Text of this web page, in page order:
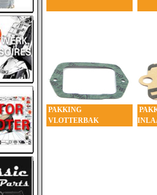
PAKKING
VLOTTERBAK